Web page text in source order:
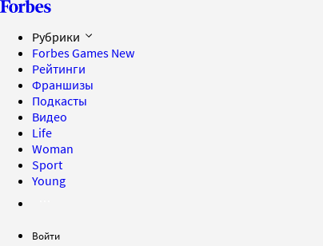
Рубрики
Forbes Games New
Рейтинги
Франшизы
Подкасты
Видео
Life
Woman
Sport
Young
Войти